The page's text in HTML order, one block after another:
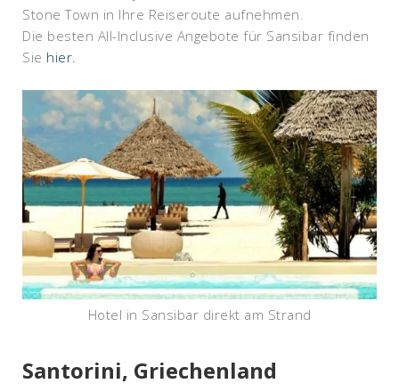
Stone Town in Ihre Reiseroute aufnehmen.
Die besten All-Inclusive Angebote für Sansibar finden
Sie hier.
Hotel in Sansibar direkt am Strand
Santorini, Griechenland